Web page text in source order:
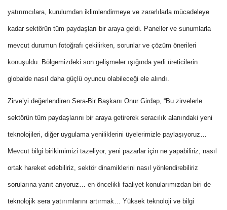
yatırımcılara, kurulumdan iklimlendirmeye ve zararlılarla mücadeleye
kadar sektörün tüm paydaşları bir araya geldi. Paneller ve sunumlarla
mevcut durumun fotoğrafı çekilirken, sorunlar ve çözüm önerileri
konuşuldu. Bölgemizdeki son gelişmeler ışığında yerli üreticilerin
globalde nasıl daha güçlü oyuncu olabileceği ele alındı.
Zirve’yi değerlendiren Sera-Bir Başkanı Onur Girdap, “Bu zirvelerle
sektörün tüm paydaşlarını bir araya getirerek seracılık alanındaki yeni
teknolojileri, diğer uygulama yeniliklerini üyelerimizle paylaşıyoruz…
Mevcut bilgi birikimimizi tazeliyor, yeni pazarlar için ne yapabiliriz, nasıl
ortak hareket edebiliriz, sektör dinamiklerini nasıl yönlendirebiliriz
sorularına yanıt arıyoruz… en öncelikli faaliyet konularımızdan biri de
teknolojik sera yatırımlarını artırmak… Yüksek teknoloji ve bilgi